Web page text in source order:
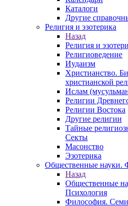
Каталоги
Другие
Религия и эзотерика
Назад
Религия и
Религиоведение
Иудаизм
Христианство.
христианской
Ислам
Религии
Религии Востока
Другие религии
Тайные
Секты
Масонство
Эзотерика
Общественные науки.
Назад
Общественные
Психология
Философия.